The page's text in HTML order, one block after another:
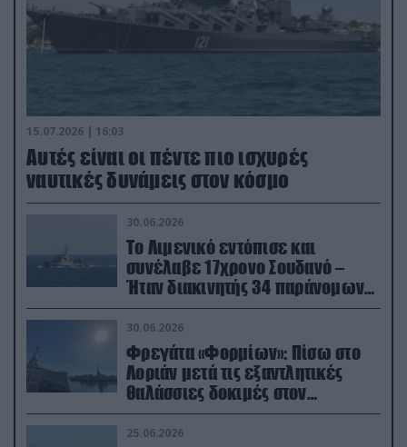
15.07.2026 | 16:03
Aυτές είναι οι πέντε πιο ισχυρές
ναυτικές δυνάμεις στον κόσμο
30.06.2026
Το Λιμενικό εντόπισε και
συνέλαβε 17χρονο Σουδανό –
Ήταν διακινητής 34 παράνομων
μεταναστών
30.06.2026
Φρεγάτα «Φορμίων»: Πίσω στο
Λοριάν μετά τις εξαντλητικές
θαλάσσιες δοκιμές στον
απαιτητικό Βισκαϊκό
25.06.2026